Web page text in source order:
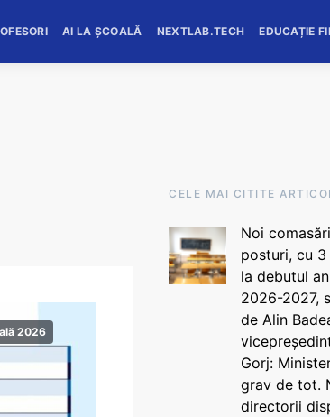
AI LA ȘCOALĂ NEXTLAB.TECH EDUCAȚIE
2026
CELE MAI CITITE
Noi
posturi, cu 3
la debutul
2026-2027,
de Alin
Gorj:
grav de tot.
directorii